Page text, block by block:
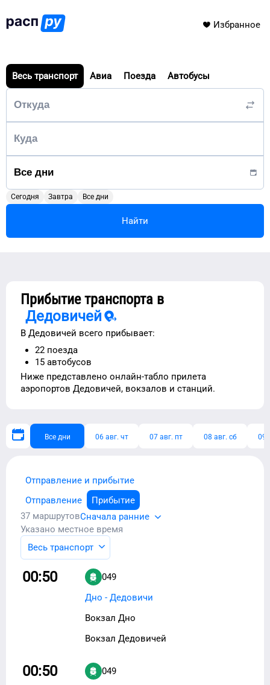
Избранное
Весь транспорт Авиа Поезда Автобусы
Сегодня Завтра Все дни
Найти
Прибытие транспорта в
Дедовичей
В Дедовичей всего прибывает:
22 поезда
15 автобусов
Ниже представлено онлайн-табло прилета
аэропортов Дедовичей, вокзалов и станций.
Все дни 06 авг. чт 07 авг. пт 08 авг. сб 09
Отправление и прибытие
Отправление
Прибытие
37 маршрутовСначала ранние
Указано местное время
Весь транспорт
00:50
049
Дно - Дедовичи
Вокзал Дно
Вокзал Дедовичей
00:50
049